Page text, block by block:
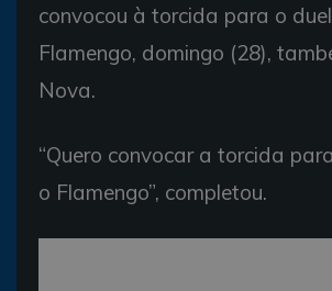
convocou à torcida para o
Flamengo, domingo (28),
Nova.
“Quero convocar a torcida
o Flamengo”, completou.